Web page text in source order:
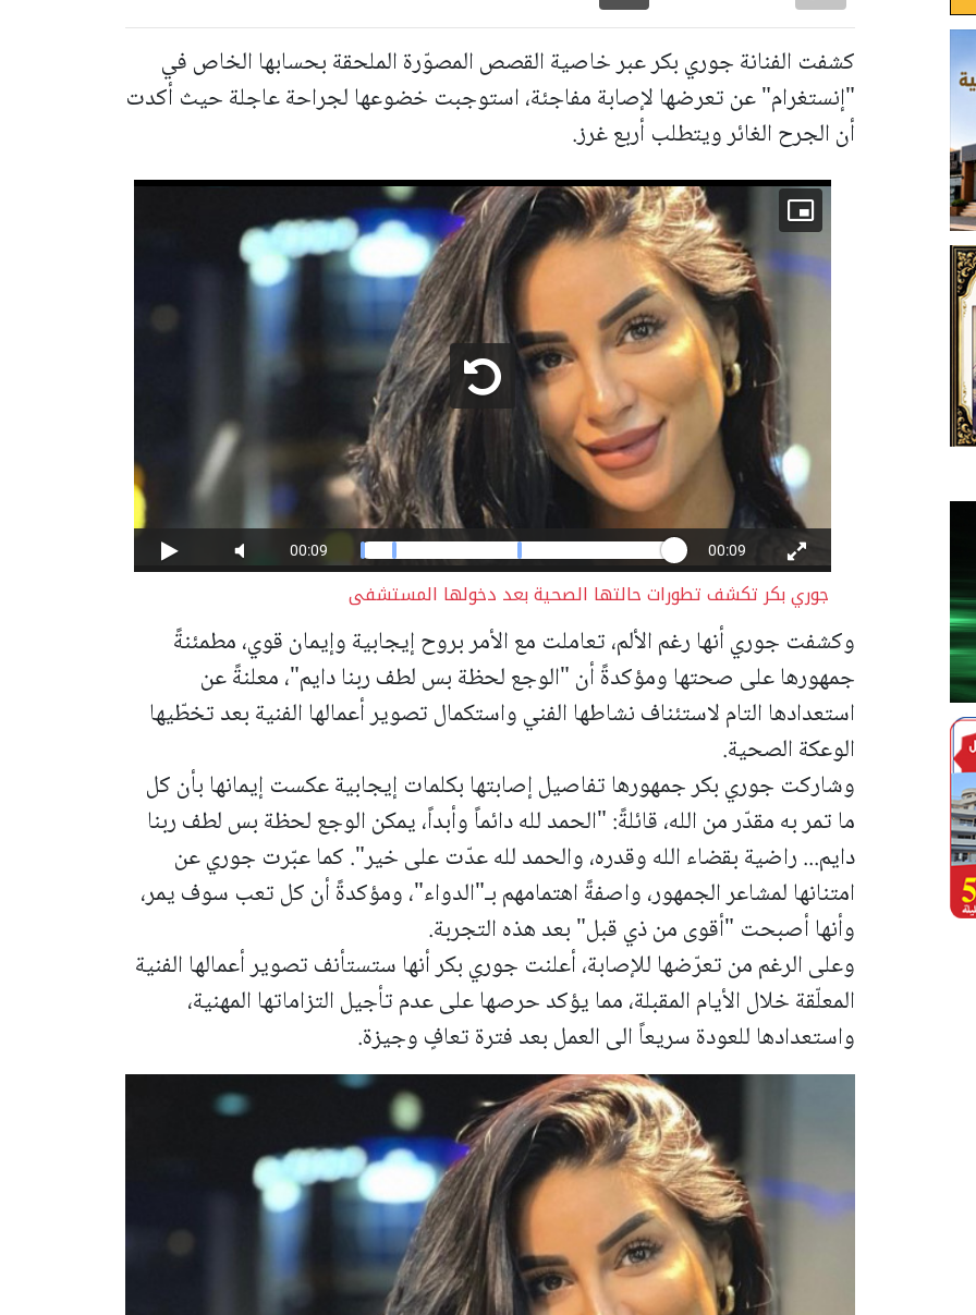
كشفت الفنانة جوري بكر عبر خاصية القصص المصوّرة الملحقة بحسابها الخاص في
"إنستغرام" عن تعرضها لإصابة مفاجئة، استوجبت خضوعها لجراحة عاجلة حيث أكدت
أن الجرح الغائر ويتطلب أربع غرز.
جوري بكر تكشف تطورات حالتها الصحية بعد دخولها المستشفى
وكشفت جوري أنها رغم الألم، تعاملت مع الأمر بروح إيجابية وإيمان قوي، مطمئنةً
جمهورها على صحتها ومؤكدةً أن "الوجع لحظة بس لطف ربنا دايم"، معلنةً عن
استعدادها التام لاستئناف نشاطها الفني واستكمال تصوير أعمالها الفنية بعد تخطّيها
الوعكة الصحية.
وشاركت جوري بكر جمهورها تفاصيل إصابتها بكلمات إيجابية عكست إيمانها بأن كل
ما تمر به مقدّر من الله، قائلةً: "الحمد لله دائماً وأبداً، يمكن الوجع لحظة بس لطف ربنا
دايم... راضية بقضاء الله وقدره، والحمد لله عدّت على خير".كما عبّرت جوري عن
امتنانها لمشاعر الجمهور، واصفةً اهتمامهم بـ"الدواء"، ومؤكدةً أن كل تعب سوف يمر،
وأنها أصبحت "أقوى من ذي قبل" بعد هذه التجربة.
وعلى الرغم من تعرّضها للإصابة، أعلنت جوري بكر أنها ستستأنف تصوير أعمالها الفنية
المعلّقة خلال الأيام المقبلة، مما يؤكد حرصها على عدم تأجيل التزاماتها المهنية،
واستعدادها للعودة سريعاً الى العمل بعد فترة تعافٍ وجيزة.